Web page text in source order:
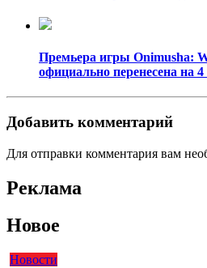
Премьера игры Onimusha:
официально перенесена на 4
Добавить комментарий
Для отправки комментария вам
Реклама
Новое
Новости